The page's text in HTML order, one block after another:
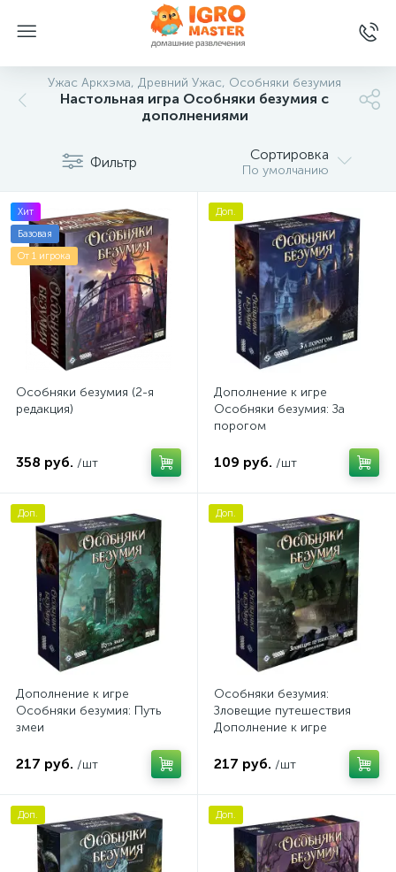
Ужас Аркхэма, Древний Ужас, Особняки безумия
Настольная игра Особняки безумия с
дополнениями
Фильтр Сортировка
По умолчанию
Хит
Базовая
От 1 игрока
Особняки безумия (2-я
редакция)
358 руб. /шт
Доп.
Дополнение к игре
Особняки безумия: За
порогом
109 руб. /шт
Доп.
Дополнение к игре
Особняки безумия: Путь
змеи
217 руб. /шт
Доп.
Особняки безумия:
Зловещие путешествия
Дополнение к игре
217 руб. /шт
Доп. Доп.